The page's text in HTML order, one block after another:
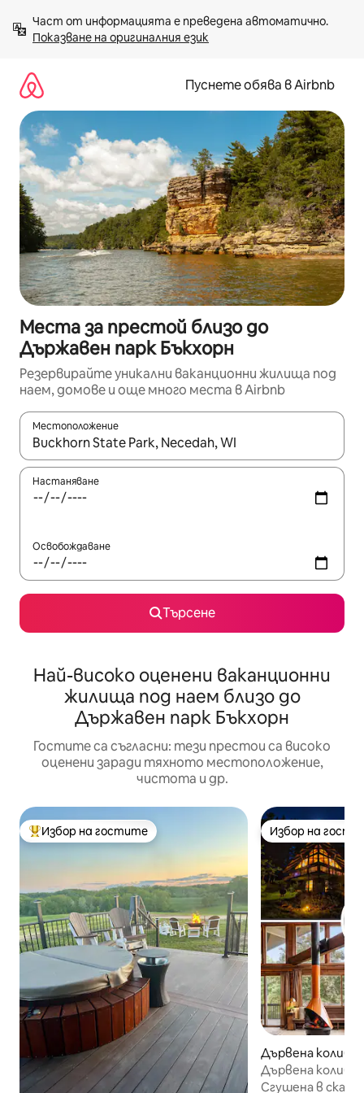
към
съдържанието
Показване на оригиналния език
Пуснете обява в Airbnb
Места за престой близо до
Държавен парк Бъкхорн
Резервирайте уникални ваканционни жилища под
наем, домове и още много места в Airbnb
Местоположение
Когато резултатите се покажат, използвайте
Настаняване
Освобождаване
Търсене
Най-високо оценени ваканционни
жилища под наем близо до
Държавен парк Бъкхорн
Гостите са съгласни: тези престои са високо
оценени заради тяхното местоположение,
чистота и др.
Най-популярен избор на гостите
Избор на гостите Избор на
Избор на
Дървена колиба
c
Дървена колиба
езерото>
Сгушена в